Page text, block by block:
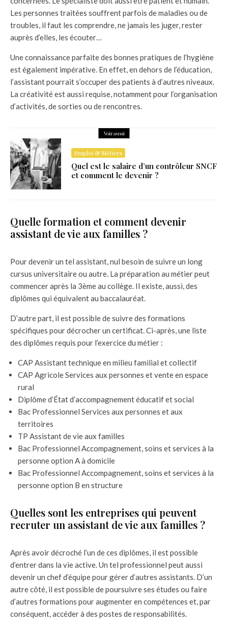
Les personnes traitées souffrent parfois de maladies ou de
troubles, il faut les comprendre, ne jamais les juger, rester
auprès d’elles, les écouter…
Une connaissance parfaite des bonnes pratiques de l’hygiène
est également impérative. En effet, en dehors de l’éducation,
l’assistant pourrait s’occuper des patients à d’autres niveaux.
La créativité est aussi requise, notamment pour l’organisation
d’activités, de sorties ou de rencontres.
Voir aussi
Emploi & Métiers
Quel est le salaire d’un contrôleur SNCF
et comment le devenir ?
Quelle formation et comment devenir
assistant de vie aux familles ?
Pour devenir un tel assistant, nul besoin de suivre un long
cursus universitaire ou autre. La préparation au métier peut
commencer après la 3ème au collège. Il existe, aussi, des
diplômes qui équivalent au baccalauréat.
D’autre part, il est possible de suivre des formations
spécifiques pour décrocher un certificat. Ci-après, une liste
des diplômes requis pour l’exercice du métier :
CAP Assistant technique en milieu familial et collectif
CAP Agricole Services aux personnes et vente en espace
rural
Diplôme d’État d’accompagnement éducatif et social
Bac Professionnel Services aux personnes et aux
territoires
TP Assistant de vie aux familles
Bac Professionnel Accompagnement, soins et services à la
personne option A à domicile
Bac Professionnel Accompagnement, soins et services à la
personne option B en structure
Quelles sont les entreprises qui peuvent
recruter un assistant de vie aux familles ?
Après avoir décroché l’un de ces diplômes, il est possible
d’entrer dans la vie active. Un tel professionnel peut aussi
devenir un chef d’équipe pour gérer d’autres assistants. D’un
autre côté, il est possible de poursuivre ses études ou faire
d’autres formations pour augmenter en compétences et, par
conséquent, accéder à des postes de responsabilités.